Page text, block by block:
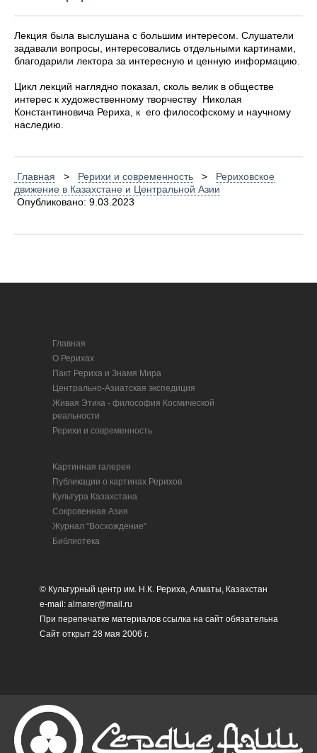
Лекция была выслушана с большим интересом. Слушатели
задавали вопросы, интересовались отдельными картинами,
благодарили лектора за интересную и ценную информацию.
Цикл лекций наглядно показал, сколь велик в обществе
интерес к художественному творчеству Николая
Константиновича Рериха, к его философскому и научному
наследию.
Главная > Рерихи и современность > Рериховское
движение в Казахстане и Центральной Азии
Опубликовано: 9.03.2023
Главная
О Рерихах
Пакт Рериха и Знамя Мира
Центрально-Азиатская экспедиция
Живая Этика - философия Космической
реальности
Рерихи и современность
Картинная галерея
Публикации о картинах Рерихов
Культура Казахстана
Сокровенная Азия
Журнал "Восхождение"
Библиотека
© Культурный центр им. Н.К. Рериха, Алматы, Казахстан
e-mail: almarer@mail.ru
При перепечатке материалов ссылка на сайт обязательна
Сайт открыт 28 мая 2006 г.